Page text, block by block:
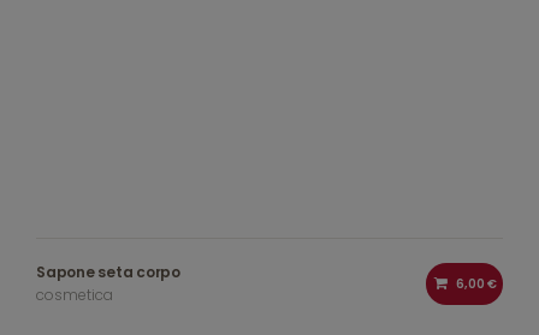
Sapone seta corpo
cosmetica
6,00 €